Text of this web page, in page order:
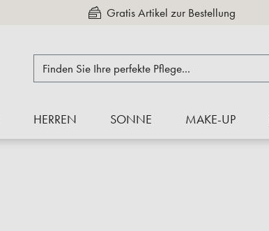
Gratis Artikel zur Bestellung
Kauf auf Rechnung
HERREN SONNE MAKE-UP